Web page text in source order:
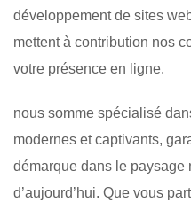
développement de sites
mettent à contribution nos
votre présence en ligne.
nous somme spécialisé
modernes et captivants,
démarque dans le paysage
d’aujourd’hui. Que vous